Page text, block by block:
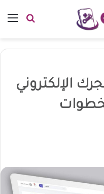
بحث
الإلكتروني